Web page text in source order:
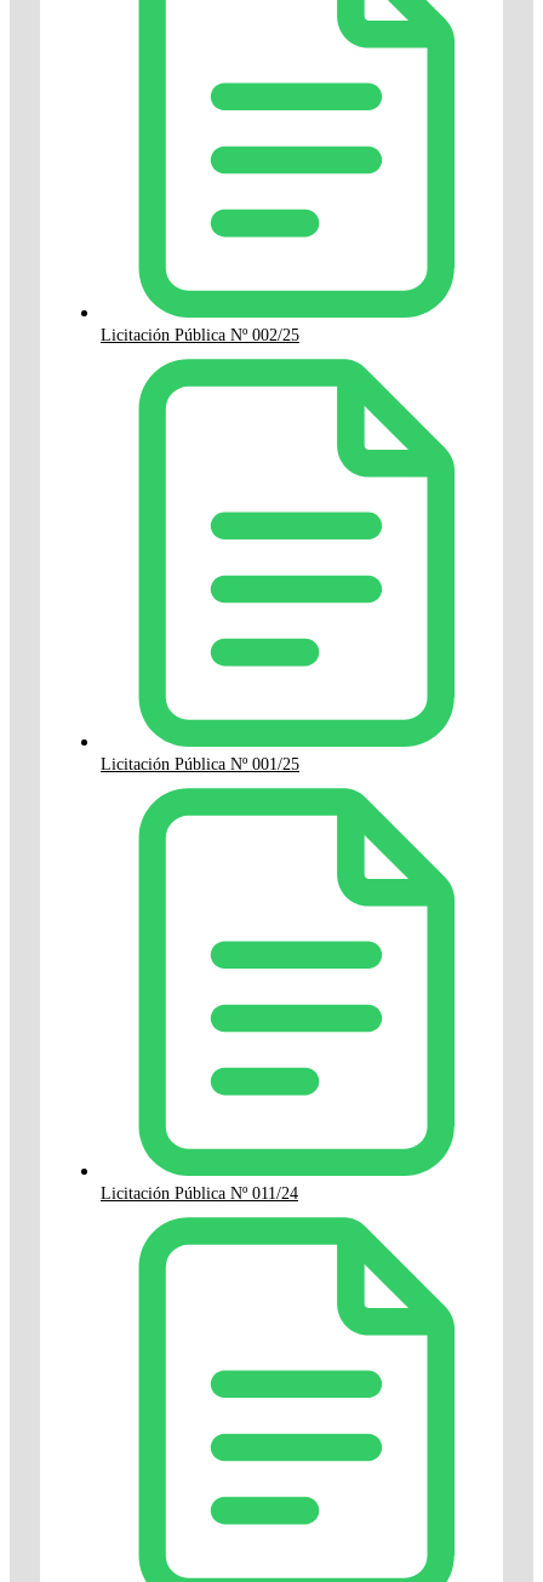
Licitación Pública Nº 002/25
Licitación Pública Nº 001/25
Licitación Pública Nº 011/24